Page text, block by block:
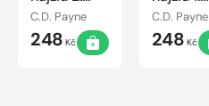
Mladík v
okovech
C.D. Payne
248 Kč
Mladík v
odboji
C.D. Payne
248 Kč